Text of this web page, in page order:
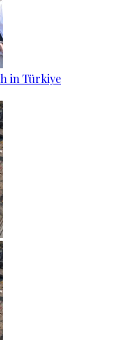
in Türkiye